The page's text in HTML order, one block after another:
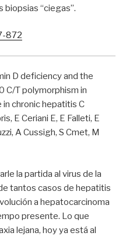
biopsias “ciegas”.
872
D deficiency and the
T polymorphism in
chronic hepatitis C
E Ceriani E, E Falleti, E
A Cussigh, S Cmet, M
la partida al virus de la
tantos casos de hepatitis
a hepatocarcinoma
presente. Lo que
lejana, hoy ya está al